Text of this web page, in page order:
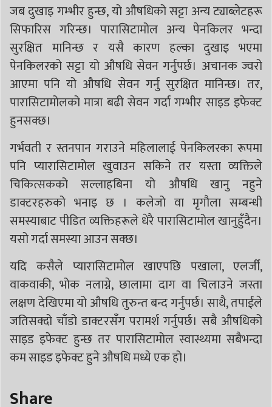
जब दुखाइ गम्भीर हुन्छ, यो औषधिको सट्टा अन्य ट्याब्लेटहरू
सिफारिस गरिन्छ। पारासिटामोल अन्य पेनकिलर भन्दा
सुरक्षित मानिन्छ र यसै कारण हल्का दुखाइ भएमा
पेनकिलरको सट्टा यो औषधि सेवन गर्नुपर्छ। अचानक ज्वरो
आएमा पनि यो औषधि सेवन गर्नु सुरक्षित मानिन्छ। तर,
पारासिटामोलको मात्रा बढी सेवन गर्दा गम्भीर साइड इफेक्ट
हुनसक्छ।
गर्भवती र स्तनपान गराउने महिलालाई पेनकिलरका रूपमा
पनि प्यारासिटामोल खुवाउन सकिने तर यस्ता व्यक्तिले
चिकित्सकको सल्लाहबिना यो औषधि खानु नहुने
डाक्टरहरुको भनाइ छ । कलेजो वा मृगौला सम्बन्धी
समस्याबाट पीडित व्यक्तिहरूले धेरै पारासिटामोल खानुहुँदैन।
यसो गर्दा समस्या आउन सक्छ।
यदि कसैले प्यारासिटामोल खाएपछि पखाला, एलर्जी,
वाकवाकी, भोक नलाग्ने, छालामा दाग वा चिलाउने जस्ता
लक्षण देखिएमा यो औषधि तुरुन्त बन्द गर्नुपर्छ। साथै, तपाईंले
जतिसक्दो चाँडो डाक्टरसँग परामर्श गर्नुपर्छ। सबै औषधिको
साइड इफेक्ट हुन्छ तर पारासिटामोल स्वास्थ्यमा सबैभन्दा
कम साइड इफेक्ट हुने औषधि मध्ये एक हो।
Share